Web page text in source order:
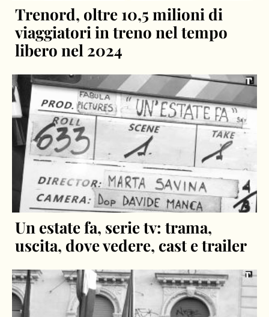
Trenord, oltre 10,5 milioni di
viaggiatori in treno nel tempo
libero nel 2024
Un estate fa, serie tv: trama,
uscita, dove vedere, cast e trailer